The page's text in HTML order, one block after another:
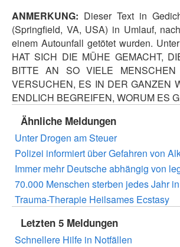
ANMERKUNG: Dieser Text in
(Springfield, VA, USA) in Umlauf,
einem Autounfall getötet wurden.
HAT SICH DIE MÜHE GEMACHT,
BITTE AN SO VIELE
VERSUCHEN, ES IN DER GANZEN
ENDLICH BEGREIFEN, WORUM ES
Ähnliche Meldungen
Unter Drogen am Steuer
Polizei informiert über Gefahren von
Immer mehr Deutsche abhängig von
70.000 Menschen sterben jedes Jahr
Trauma-Therapie Heilsames Ecstasy
Letzten 5 Meldungen
Schnellere Hilfe in Notfällen